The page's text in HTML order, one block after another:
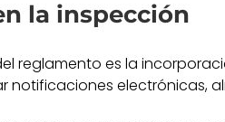
la inspección
reglamento es la
notificaciones electrónicas,